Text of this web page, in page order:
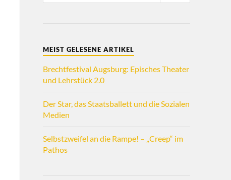
MEIST GELESENE ARTIKEL
Brechtfestival Augsburg: Episches Theater
und Lehrstück 2.0
Der Star, das Staatsballett und die Sozialen
Medien
Selbstzweifel an die Rampe! – „Creep“ im
Pathos